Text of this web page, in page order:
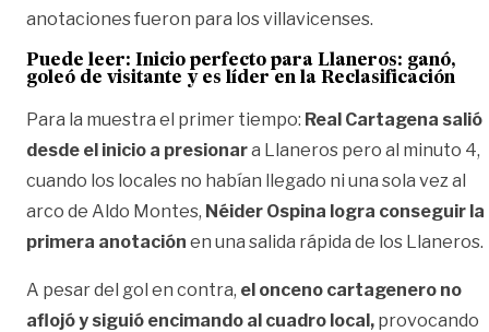
anotaciones fueron para los villavicenses.
Puede leer: Inicio perfecto para Llaneros: ganó,
goleó de visitante y es líder en la Reclasificación
Para la muestra el primer tiempo: Real Cartagena salió
desde el inicio a presionara Llaneros pero al minuto 4,
cuando los locales no habían llegado ni una sola vez al
arco de Aldo Montes, Néider Ospina logra conseguir la
primera anotación en una salida rápida de los Llaneros.
A pesar del gol en contra, el onceno cartagenero no
aflojó y siguió encimando al cuadro local, provocando